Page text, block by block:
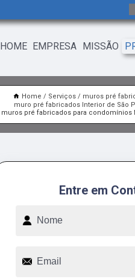
HOME EMPRESA MISSÃO
Home Serviços
muros pré
muro pré fabricados Interior de São
muros pré fabricados para condomínios
Entre em